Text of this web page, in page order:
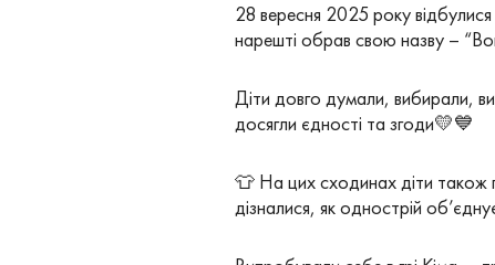
28 вересня 2025 року
нарешті обрав свою назву –
Діти довго думали, вибирали,
досягли єдності та згоди💛💙
👕 На цих сходинах діти також
дізналися, як однострій